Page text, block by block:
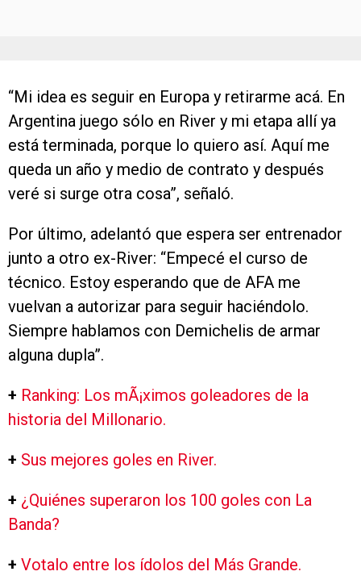
“Mi idea es seguir en Europa y retirarme acá. En
Argentina juego sólo en River y mi etapa allí ya
está terminada, porque lo quiero así. Aquí me
queda un año y medio de contrato y después
veré si surge otra cosa”, señaló.
Por último, adelantó que espera ser entrenador
junto a otro ex-River: “Empecé el curso de
técnico. Estoy esperando que de AFA me
vuelvan a autorizar para seguir haciéndolo.
Siempre hablamos con Demichelis de armar
alguna dupla”.
+ Ranking: Los mÃ¡ximos goleadores de la
historia del Millonario.
+ Sus mejores goles en River.
+ ¿Quiénes superaron los 100 goles con La
Banda?
+ Votalo entre los ídolos del Más Grande.